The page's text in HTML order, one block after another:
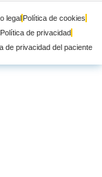
legal Política de cookies
Política de privacidad
de privacidad del paciente